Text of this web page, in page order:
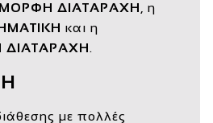
ΔΙΑΤΑΡΑΧΗ
, η
και η
ΔΙΑΤΑΡΑΧΗ.
με πολλές